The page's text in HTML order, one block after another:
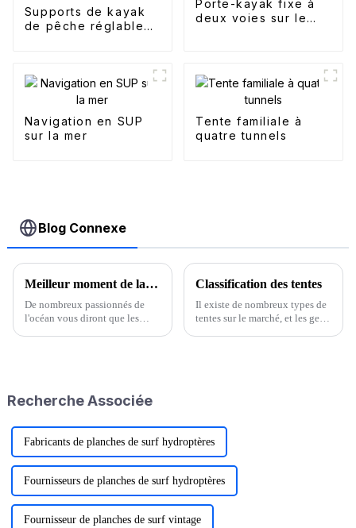
Supports de kayak
de pêche réglables
Porte-kayak fixe à
deux voies sur le
Navigation en SUP
sur la mer
Tente familiale à
quatre tunnels
Blog Connexe
Meilleur moment de la journée pour surfer
De nombreux passionnés de
l'océan vous diront que les
les vagues.
Classification des tentes
Il existe de nombreux types de
tentes sur le marché, et les gens
Recherche Associée
Fabricants de planches de surf hydroptères
Fournisseurs de planches de surf hydroptères
Fournisseur de planches de surf vintage